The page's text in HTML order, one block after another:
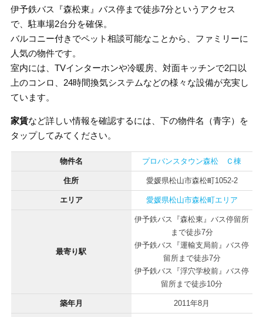
伊予鉄バス『森松東』バス停まで徒歩7分というアクセス
で、駐車場2台分を確保。
バルコニー付きでペット相談可能なことから、ファミリーに
人気の物件です。
室内には、TVインターホンや冷暖房、対面キッチンで2口以
上のコンロ、24時間換気システムなどの様々な設備が充実し
ています。
家賃など詳しい情報を確認するには、下の物件名（青字）を
タップしてみてください。
物件名 プロバンスタウン森松 Ｃ棟
住所 愛媛県松山市森松町1052-2
エリア 愛媛県松山市森松町エリア
最寄り駅
伊予鉄バス『森松東』バス停留所
まで徒歩7分
伊予鉄バス『運輸支局前』バス停
留所まで徒歩7分
伊予鉄バス『浮穴学校前』バス停
留所まで徒歩10分
築年月 2011年8月